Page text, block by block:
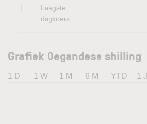
Laagste
dagkoers
Grafiek Oegandese shilling
1 D 1 W 1 M 6 M YTD 1 J